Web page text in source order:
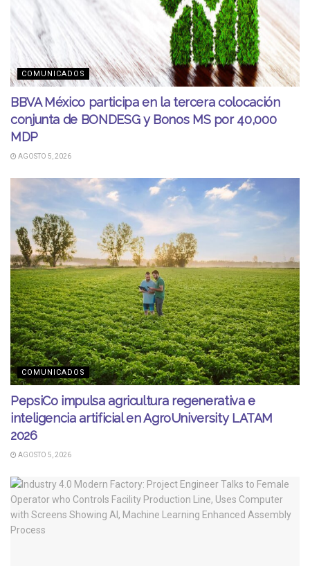
COMUNICADOS
BBVA México participa en la tercera colocación
conjunta de BONDESG y Bonos MS por 40,000
MDP
AGOSTO 5, 2026
COMUNICADOS
PepsiCo impulsa agricultura regenerativa e
inteligencia artificial en AgroUniversity LATAM
2026
AGOSTO 5, 2026